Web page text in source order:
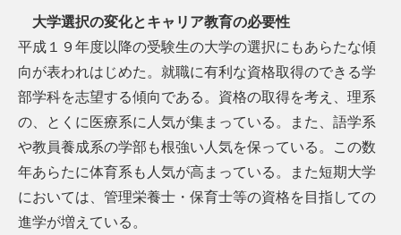
大学選択の変化とキャリア教育の必要性
平成１９年度以降の受験生の大学の選択にもあらたな傾
向が表われはじめた。就職に有利な資格取得のできる学
部学科を志望する傾向である。資格の取得を考え、理系
の、とくに医療系に人気が集まっている。また、語学系
や教員養成系の学部も根強い人気を保っている。この数
年あらたに体育系も人気が高まっている。また短期大学
においては、管理栄養士・保育士等の資格を目指しての
進学が増えている。